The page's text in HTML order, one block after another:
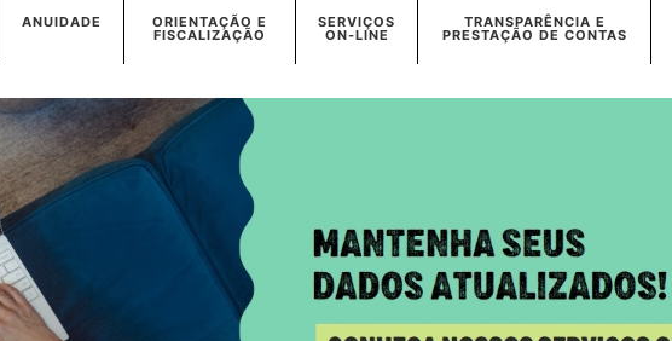
ANUIDADE ORIENTAÇÃO E
FISCALIZAÇÃO
SERVIÇOS
ON-LINE
TRANSPARÊNCIA E
PRESTAÇÃO DE CONTAS